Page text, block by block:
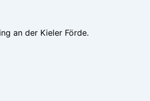
an der Kieler Förde.